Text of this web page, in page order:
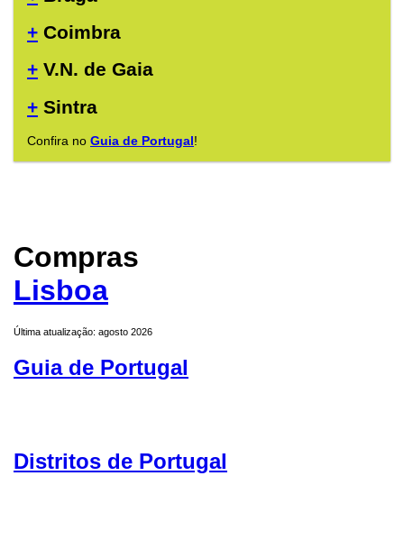
+ Coimbra
+ V.N. de Gaia
+ Sintra
Confira no Guia de Portugal!
Compras
Lisboa
Última atualização: agosto 2026
Guia de Portugal
Distritos de Portugal